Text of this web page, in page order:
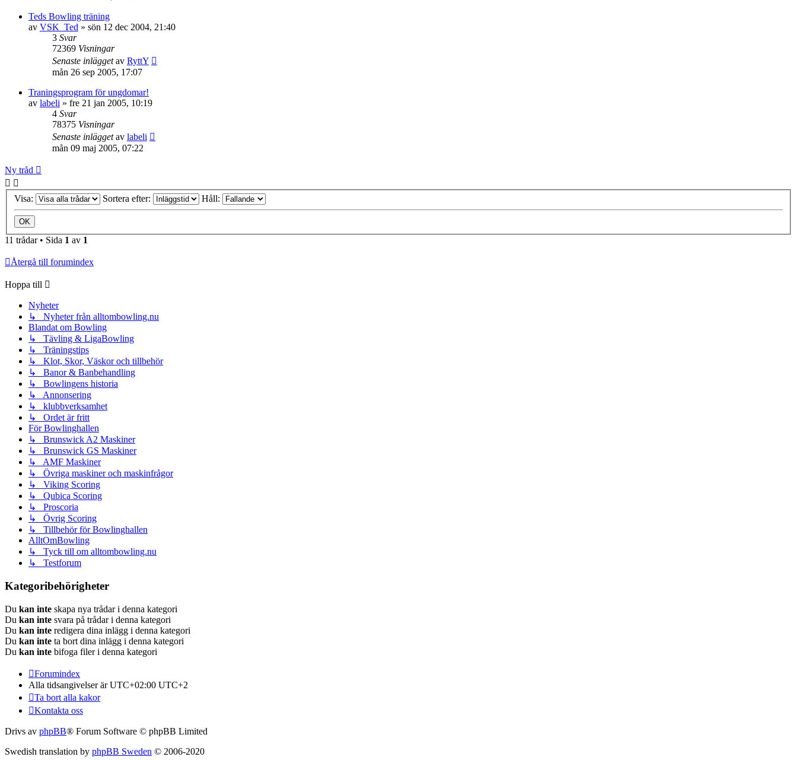
Teds Bowling träning
av VSK_Ted » sön 12 dec 2004, 21:40
3 Svar
72369 Visningar
Senaste inläggetav RyttY
mån 26 sep 2005, 17:07
Traningsprogram för ungdomar!
av labeli » fre 21 jan 2005, 10:19
4 Svar
78375 Visningar
Senaste inläggetav labeli
mån 09 maj 2005, 07:22
Ny tråd
Visa: Sortera efter: Håll:
11 trådar • Sida 1 av 1
Återgå till forumindex
Hoppa till
Nyheter
↳ Nyheter från alltombowling.nu
Blandat om Bowling
↳ Tävling & LigaBowling
↳ Träningstips
↳ Klot, Skor, Väskor och tillbehör
↳ Banor & Banbehandling
↳ Bowlingens historia
↳ Annonsering
↳ klubbverksamhet
↳ Ordet är fritt
För Bowlinghallen
↳ Brunswick A2 Maskiner
↳ Brunswick GS Maskiner
↳ AMF Maskiner
↳ Övriga maskiner och maskinfrågor
↳ Viking Scoring
↳ Qubica Scoring
↳ Proscoria
↳ Övrig Scoring
↳ Tillbehör för Bowlinghallen
AlltOmBowling
↳ Tyck till om alltombowling.nu
↳ Testforum
Kategoribehörigheter
Du kan inte skapa nya trådar i denna kategori
Du kan inte svara på trådar i denna kategori
Du kan inte redigera dina inlägg i denna kategori
Du kan inte ta bort dina inlägg i denna kategori
Du kan inte bifoga filer i denna kategori
Forumindex
Alla tidsangivelser är UTC+02:00 UTC+2
Ta bort alla kakor
Kontakta oss
Drivs av phpBB® Forum Software © phpBB Limited
Swedish translation by phpBB Sweden © 2006-2020